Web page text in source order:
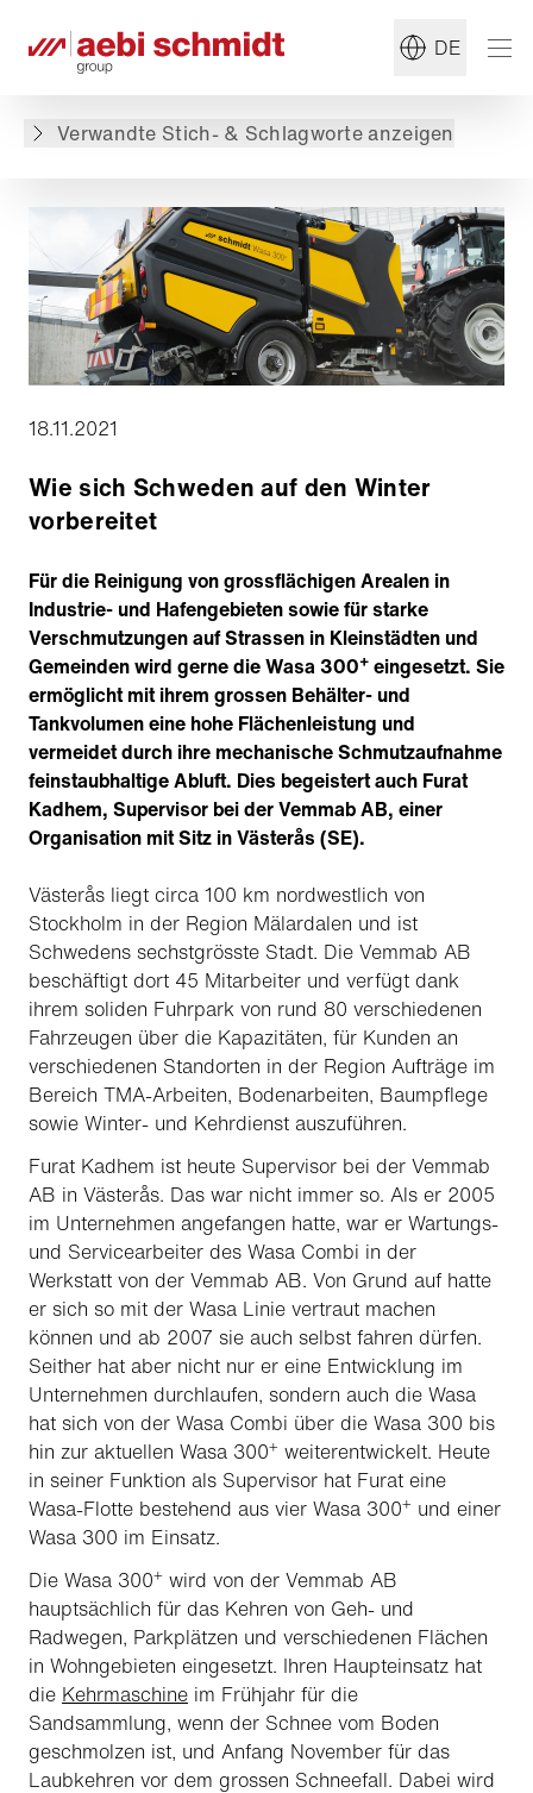
DE
Verwandte Stich- & Schlagworte anzeigen
#Winterdienst
18.11.2021
Wie sich Schweden auf den Winter
vorbereitet
Für die Reinigung von grossflächigen Arealen in
Industrie- und Hafengebieten sowie für starke
Verschmutzungen auf Strassen in Kleinstädten und
Gemeinden wird gerne die Wasa 300+ eingesetzt. Sie
ermöglicht mit ihrem grossen Behälter- und
Tankvolumen eine hohe Flächenleistung und
vermeidet durch ihre mechanische Schmutzaufnahme
feinstaubhaltige Abluft. Dies begeistert auch Furat
Kadhem, Supervisor bei der Vemmab AB, einer
Organisation mit Sitz in Västerås (SE).
Västerås liegt circa 100 km nordwestlich von
Stockholm in der Region Mälardalen und ist
Schwedens sechstgrösste Stadt. Die Vemmab AB
beschäftigt dort 45 Mitarbeiter und verfügt dank
ihrem soliden Fuhrpark von rund 80 verschiedenen
Fahrzeugen über die Kapazitäten, für Kunden an
verschiedenen Standorten in der Region Aufträge im
Bereich TMA-Arbeiten, Bodenarbeiten, Baumpflege
sowie Winter- und Kehrdienst auszuführen.
Furat Kadhem ist heute Supervisor bei der Vemmab
AB in Västerås. Das war nicht immer so. Als er 2005
im Unternehmen angefangen hatte, war er Wartungs-
und Servicearbeiter des Wasa Combi in der
Werkstatt von der Vemmab AB. Von Grund auf hatte
er sich so mit der Wasa Linie vertraut machen
können und ab 2007 sie auch selbst fahren dürfen.
Seither hat aber nicht nur er eine Entwicklung im
Unternehmen durchlaufen, sondern auch die Wasa
hat sich von der Wasa Combi über die Wasa 300 bis
hin zur aktuellen Wasa 300+ weiterentwickelt. Heute
in seiner Funktion als Supervisor hat Furat eine
Wasa-Flotte bestehend aus vier Wasa 300+ und einer
Wasa 300 im Einsatz.
Die Wasa 300+ wird von der Vemmab AB
hauptsächlich für das Kehren von Geh- und
Radwegen, Parkplätzen und verschiedenen Flächen
in Wohngebieten eingesetzt. Ihren Haupteinsatz hat
die Kehrmaschine im Frühjahr für die
Sandsammlung, wenn der Schnee vom Boden
geschmolzen ist, und Anfang November für das
Laubkehren vor dem grossen Schneefall. Dabei wird